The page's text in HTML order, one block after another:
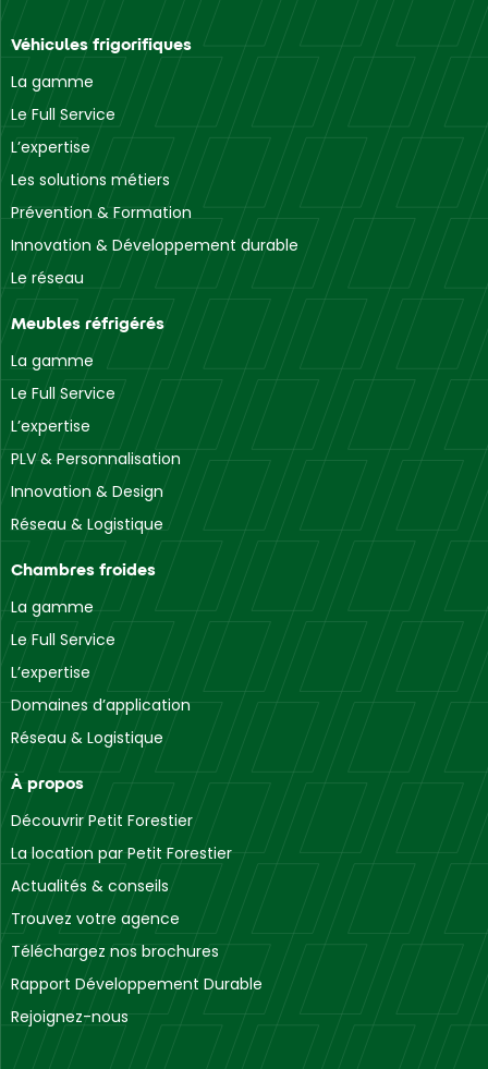
Véhicules frigorifiques
La gamme
Le Full Service
L’expertise
Les solutions métiers
Prévention & Formation
Innovation & Développement durable
Le réseau
Meubles réfrigérés
La gamme
Le Full Service
L’expertise
PLV & Personnalisation
Innovation & Design
Réseau & Logistique
Chambres froides
La gamme
Le Full Service
L’expertise
Domaines d’application
Réseau & Logistique
À propos
Découvrir Petit Forestier
La location par Petit Forestier
Actualités & conseils
Trouvez votre agence
Téléchargez nos brochures
Rapport Développement Durable
Rejoignez-nous